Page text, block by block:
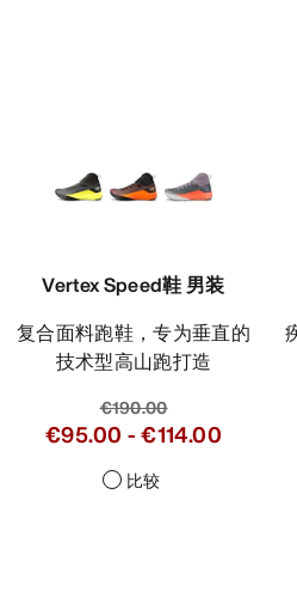
Vertex Speed鞋 男装
复合面料跑鞋，专为垂直的
技术型高山跑打造
€190.00
€95.00 -€114.00
比较
疾速、轻